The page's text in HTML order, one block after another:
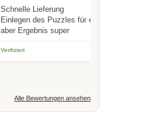
Schnelle Lieferung
Einlegen des Puzzles für eine Person
aber Ergebnis super
Verifiziert
Alle Bewertungen ansehen